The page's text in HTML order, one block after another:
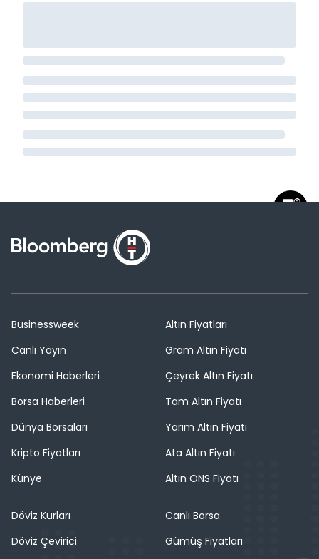
Businessweek
Canlı Yayın
Ekonomi Haberleri
Borsa Haberleri
Dünya Borsaları
Kripto Fiyatları
Künye
Altın Fiyatları
Gram Altın Fiyatı
Çeyrek Altın Fiyatı
Tam Altın Fiyatı
Yarım Altın Fiyatı
Ata Altın Fiyatı
Altın ONS Fiyatı
Döviz Kurları
Döviz Çevirici
Canlı Borsa
Gümüş Fiyatları